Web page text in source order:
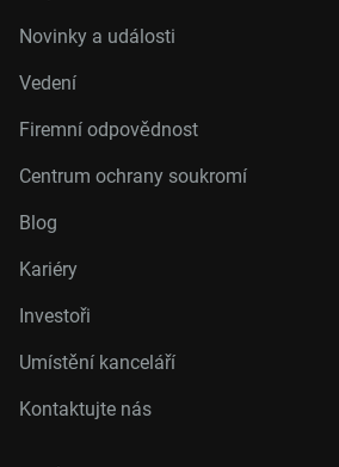
Novinky a události
Vedení
Firemní odpovědnost
Centrum ochrany soukromí
Blog
Kariéry
Investoři
Umístění kanceláří
Kontaktujte nás